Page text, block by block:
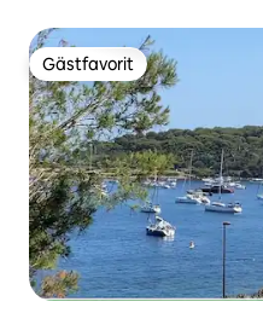
Gästfavorit
Gästfavorit